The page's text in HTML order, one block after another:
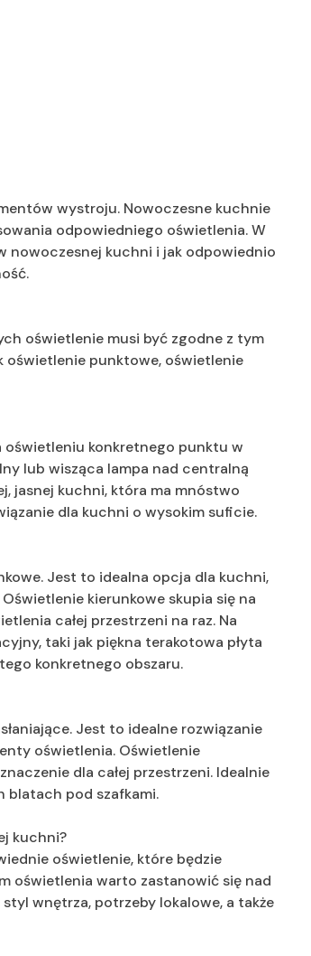
wystroju. Nowoczesne kuchnie
odpowiedniego oświetlenia. W
nowoczesnej kuchni i jak odpowiednio
oświetlenie musi być zgodne z tym
oświetlenie punktowe, oświetlenie
oświetleniu konkretnego punktu w
lub wisząca lampa nad centralną
jasnej kuchni, która ma mnóstwo
dla kuchni o wysokim suficie.
Jest to idealna opcja dla kuchni,
kierunkowe skupia się na
całej przestrzeni na raz. Na
taki jak piękna terakotowa płyta
konkretnego obszaru.
Jest to idealne rozwiązanie
oświetlenia. Oświetlenie
dla całej przestrzeni. Idealnie
blatach pod szafkami.
kuchni?
oświetlenie, które będzie
oświetlenia warto zastanowić się nad
wnętrza, potrzeby lokalowe, a także